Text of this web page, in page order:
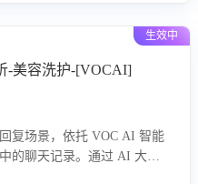
生效中
-美容洗护-[VOCAI]
复场景，依托 VOC AI 智能
的聊天记录。通过 AI 大模